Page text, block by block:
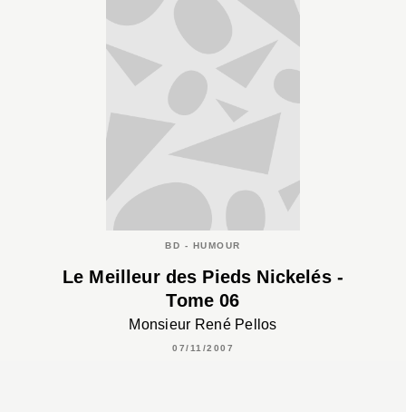
BD - HUMOUR
Le Meilleur des Pieds Nickelés -
Tome 06
Monsieur René Pellos
07/11/2007